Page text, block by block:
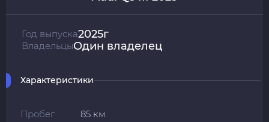
Год выпуска2025г
ВладельцыОдин владелец
Характеристики
Пробег
85 км